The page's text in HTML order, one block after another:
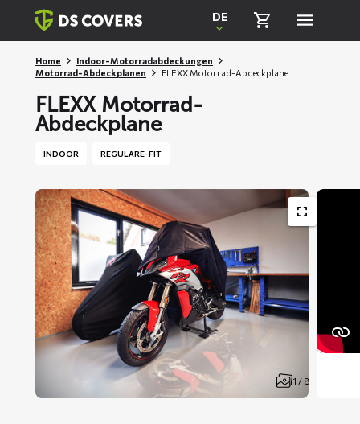
Skiplinks
DE
Home
Indoor-Motorradabdeckungen
Motorrad-Abdeckplanen
FLEXX Motorrad-Abdeckplane
FLEXX Motorrad-
Abdeckplane
INDOOR REGULÄRE-FIT
1 / 8